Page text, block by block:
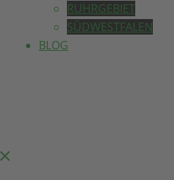
RUHRGEBIET
SÜDWESTFALEN
BLOG
Menü